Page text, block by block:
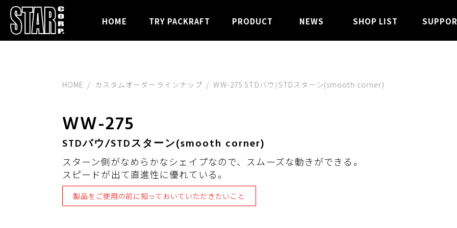
HOME TRY PACKRAFT PRODUCT NEWS SHOP LIST
HOME カスタムオーダーラインナップ WW-275 STDバウ/STDスターン(smooth corner)
WW-275
STDバウ/STDスターン(smooth corner)
スターン側がなめらかなシェイプなので、スムーズな動きができる。
スピードが出て直進性に優れている。
製品をご使用の前に知っておいていただきたいこと